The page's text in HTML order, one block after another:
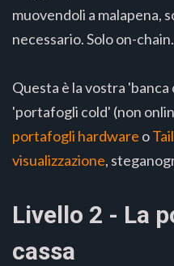
muovendoli a malapena,
necessario. Solo on-
Questa è la vostra
'portafogli cold' (non
portafogli hardware o
visualizzazione,
Livello 2 - La
cassa